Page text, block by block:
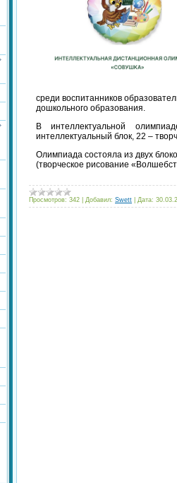
среди воспитанников
дошкольного образования.
В интеллектуальной
интеллектуальный блок, 22 –
Олимпиада состояла из двух
(творческое рисование
Просмотров: 342 Добавил: Swett Дата: